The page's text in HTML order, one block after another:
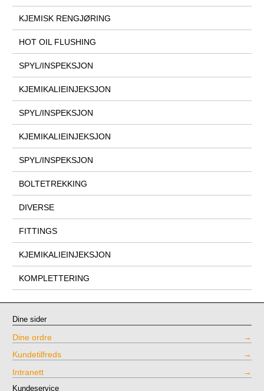
KJEMISK RENGJØRING
HOT OIL FLUSHING
SPYL/INSPEKSJON
KJEMIKALIEINJEKSJON
SPYL/INSPEKSJON
KJEMIKALIEINJEKSJON
SPYL/INSPEKSJON
BOLTETREKKING
DIVERSE
FITTINGS
KJEMIKALIEINJEKSJON
KOMPLETTERING
Dine sider
Dine ordre
Kundetilfreds
Intranett
Kundeservice